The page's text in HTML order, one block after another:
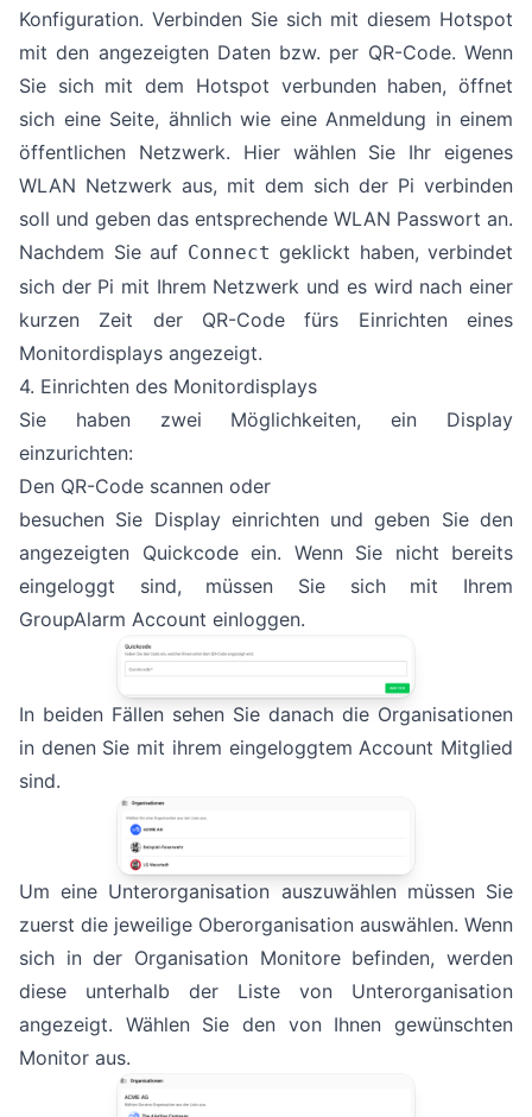
Konfiguration. Verbinden Sie sich mit diesem Hotspot
mit den angezeigten Daten bzw. per QR-Code. Wenn
Sie sich mit dem Hotspot verbunden haben, öffnet
sich eine Seite, ähnlich wie eine Anmeldung in einem
öffentlichen Netzwerk. Hier wählen Sie Ihr eigenes
WLAN Netzwerk aus, mit dem sich der Pi verbinden
soll und geben das entsprechende WLAN Passwort an.
Nachdem Sie auf Connect geklickt haben, verbindet
sich der Pi mit Ihrem Netzwerk und es wird nach einer
kurzen Zeit der QR-Code fürs Einrichten eines
Monitordisplays angezeigt.
4. Einrichten des Monitordisplays
Sie haben zwei Möglichkeiten, ein Display
einzurichten:
Den QR-Code scannen oder
besuchen Sie Display einrichtenund geben Sie den
angezeigten Quickcode ein. Wenn Sie nicht bereits
eingeloggt sind, müssen Sie sich mit Ihrem
GroupAlarm Account einloggen.
In beiden Fällen sehen Sie danach die Organisationen
in denen Sie mit ihrem eingeloggtem Account Mitglied
sind.
Um eine Unterorganisation auszuwählen müssen Sie
zuerst die jeweilige Oberorganisation auswählen. Wenn
sich in der Organisation Monitore befinden, werden
diese unterhalb der Liste von Unterorganisation
angezeigt. Wählen Sie den von Ihnen gewünschten
Monitor aus.